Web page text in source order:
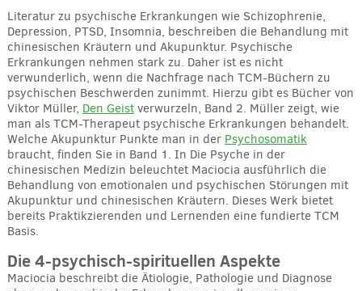
Literatur zu psychische Erkrankungen wie Schizophrenie,
Depression, PTSD, Insomnia, beschreiben die Behandlung mit
chinesischen Kräutern und Akupunktur. Psychische
Erkrankungen nehmen stark zu. Daher ist es nicht
verwunderlich, wenn die Nachfrage nach TCM-Büchern zu
psychischen Beschwerden zunimmt. Hierzu gibt es Bücher von
Viktor Müller, Den Geistverwurzeln, Band 2. Müller zeigt, wie
man als TCM-Therapeut psychische Erkrankungen behandelt.
Welche Akupunktur Punkte man in der Psychosomatik
braucht, finden Sie in Band 1. In Die Psyche in der
chinesischen Medizin beleuchtet Maciocia ausführlich die
Behandlung von emotionalen und psychischen Störungen mit
Akupunktur und chinesischen Kräutern. Dieses Werk bietet
bereits Praktikzierenden und Lernenden eine fundierte TCM
Basis.
Die 4-psychisch-spirituellen Aspekte
Maciocia beschreibt die Ätiologie, Pathologie und Diagnose